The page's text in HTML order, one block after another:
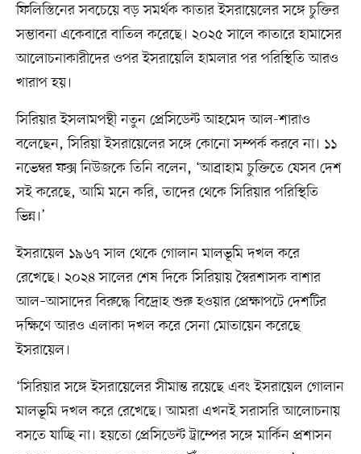
ফিলিস্তিনের সবচেয়ে বড় সমর্থক কাতার ইসরায়েলের সঙ্গে চুক্তির
সম্ভাবনা একেবারে বাতিল করেছে। ২০২৫ সালে কাতারে হামাসের
আলোচনাকারীদের ওপর ইসরায়েলি হামলার পর পরিস্থিতি আরও
খারাপ হয়।
সিরিয়ার ইসলামপন্থী নতুন প্রেসিডেন্ট আহমেদ আল-শারাও
বলেছেন, সিরিয়া ইসরায়েলের সঙ্গে কোনো সম্পর্ক করবে না। ১১
নভেম্বর ফক্স নিউজকে তিনি বলেন, ‘আব্রাহাম চুক্তিতে যেসব দেশ
সই করেছে, আমি মনে করি, তাদের থেকে সিরিয়ার পরিস্থিতি
ভিন্ন।’
ইসরায়েল ১৯৬৭ সাল থেকে গোলান মালভূমি দখল করে
রেখেছে। ২০২৪ সালের শেষ দিকে সিরিয়ায় স্বৈরশাসক বাশার
আল–আসাদের বিরুদ্ধে বিদ্রোহ শুরু হওয়ার প্রেক্ষাপটে দেশটির
দক্ষিণে আরও এলাকা দখল করে সেনা মোতায়েন করেছে
ইসরায়েল।
‘সিরিয়ার সঙ্গে ইসরায়েলের সীমান্ত রয়েছে এবং ইসরায়েল গোলান
মালভূমি দখল করে রেখেছে। আমরা এখনই সরাসরি আলোচনায়
বসতে যাচ্ছি না। হয়তো প্রেসিডেন্ট ট্রাম্পের সঙ্গে মার্কিন প্রশাসন